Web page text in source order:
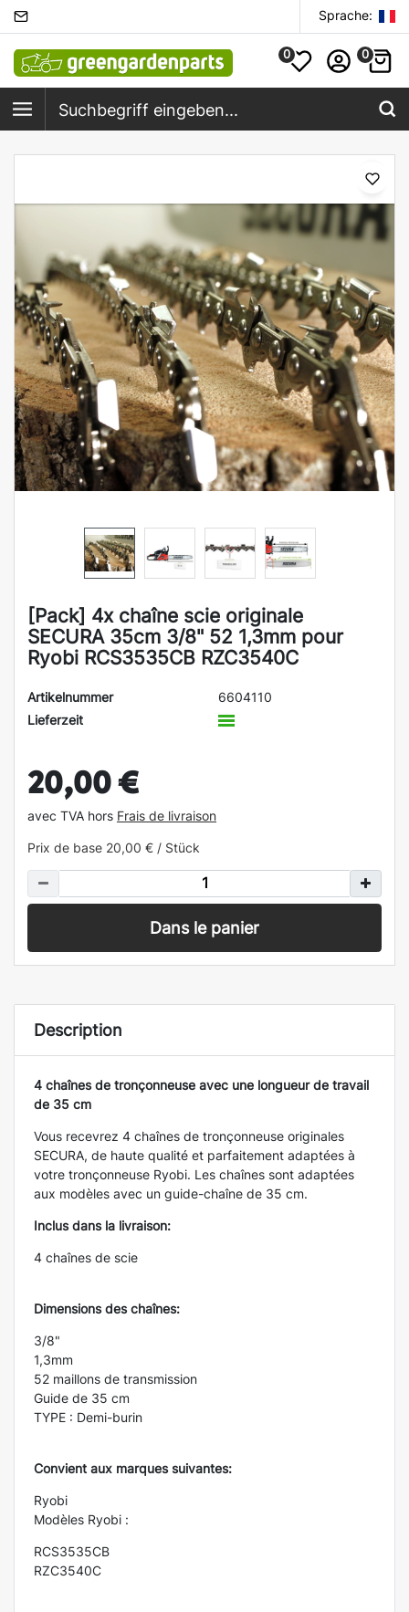
Sprache:
0 0
[Pack] 4x chaîne scie originale
SECURA 35cm 3/8" 52 1,3mm pour
Ryobi RCS3535CB RZC3540C
Artikelnummer
6604110
Lieferzeit
20,00 €
avec TVA hors Frais de livraison
Prix de base 20,00 € / Stück
Dans le panier
Description
4 chaînes de tronçonneuse avec une longueur de travail
de 35 cm
Vous recevrez 4 chaînes de tronçonneuse originales
SECURA, de haute qualité et parfaitement adaptées à
votre tronçonneuse Ryobi. Les chaînes sont adaptées
aux modèles avec un guide-chaîne de 35 cm.
Inclus dans la livraison:
4 chaînes de scie
Dimensions des chaînes:
3/8"
1,3mm
52 maillons de transmission
Guide de 35 cm
TYPE : Demi-burin
Convient aux marques suivantes:
Ryobi
Modèles Ryobi :
RCS3535CB
RZC3540C